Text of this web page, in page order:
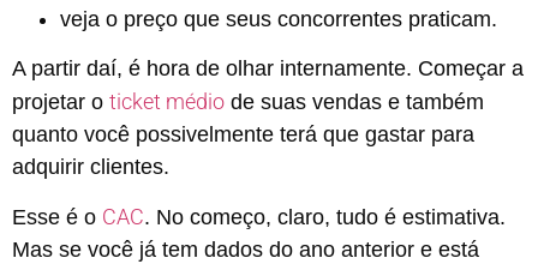
veja o preço que seus concorrentes praticam.
A partir daí, é hora de olhar internamente. Começar a
projetar o ticket médio de suas vendas e também
quanto você possivelmente terá que gastar para
adquirir clientes.
Esse é o CAC. No começo, claro, tudo é estimativa.
Mas se você já tem dados do ano anterior e está